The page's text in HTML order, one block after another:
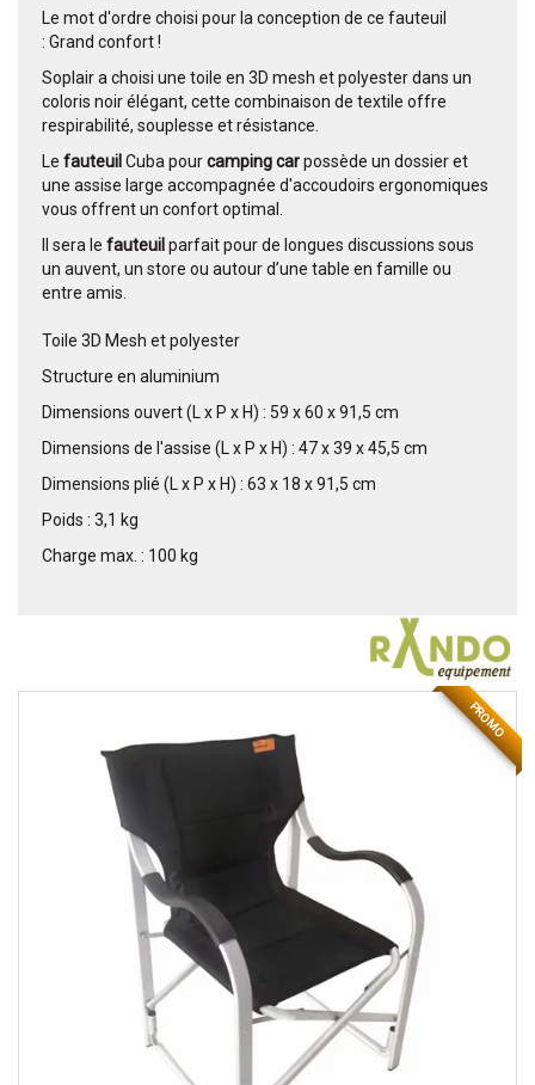
Le mot d'ordre choisi pour la conception de ce fauteuil
: Grand confort !
Soplair a choisi une toile en 3D mesh et polyester dans un
coloris noir élégant, cette combinaison de textile offre
respirabilité, souplesse et résistance.
Le fauteuil Cuba pourcamping carpossède un dossier et
une assise large accompagnée d'accoudoirs ergonomiques
vous offrent un confort optimal.
Il sera le fauteuil parfait pour de longues discussions sous
un auvent, un store ou autour d’une table en famille ou
entre amis.
Toile 3D Mesh et polyester
Structure en aluminium
Dimensions ouvert (L x P x H) : 59 x 60 x 91,5 cm
Dimensions de l'assise (L x P x H) : 47 x 39 x 45,5 cm
Dimensions plié (L x P x H) : 63 x 18 x 91,5 cm
Poids : 3,1 kg
Charge max. : 100 kg
PROMO